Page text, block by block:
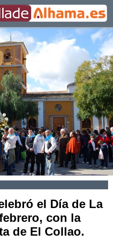
el Día de La
con la
de El Collao.